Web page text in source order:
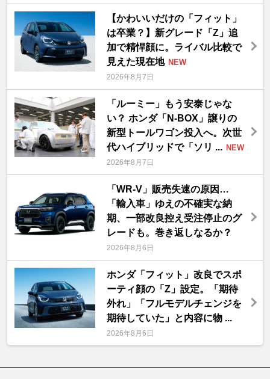
【かわいいだけの「フィット」
は卒業？】新グレード「Z」追
加で精悍顔に。ライバル比較で
見えた現在地 NEW
2026年8月7日
「ルーミー」もう安泰じゃな
い？ ホンダ「N-BOX」譲りの
新型トールワゴン投入へ。次世
代ハイブリッドで「ソリ ... NEW
2026年8月7日
「WR-V」販売失速の原因…
「輸入車」ゆえの不確実な納
期、一部改良控え受注停止のグ
レードも。巻き返しなるか？
2026年8月6日
ホンダ「フィット」改良でスポ
ーティ顔の「Z」設定。「期待
外れ」「フルモデルチェンジを
期待していた」と内容に物 ...
2026年8月6日